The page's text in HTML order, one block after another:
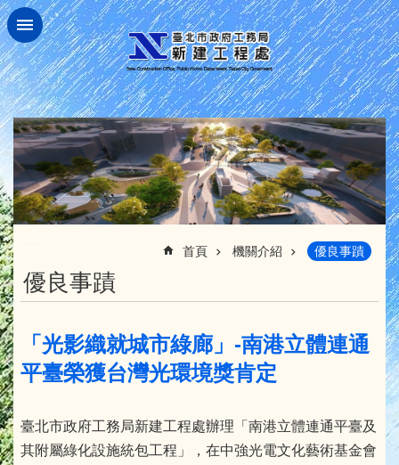
跳到主要內容區塊
首頁 機關介紹 優良事蹟
優良事蹟
「光影織就城市綠廊」-南港立體連通
平臺榮獲台灣光環境獎肯定
臺北市政府工務局新建工程處辦理「南港立體連通平臺及
其附屬綠化設施統包工程」，在中強光電文化藝術基金會